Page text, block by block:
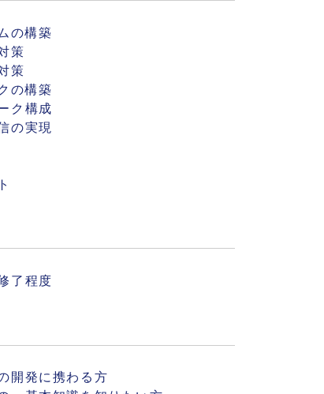
の構築
策
策
の構築
ク構成
の実現
了程度
開発に携わる方